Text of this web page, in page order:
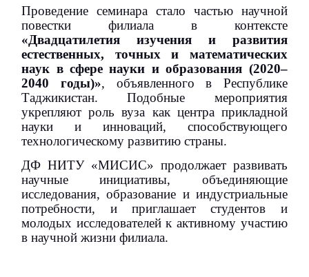
Проведение семинара стало частью научной
повестки филиала в контексте
«Двадцатилетия изучения и развития
естественных, точных и математических
наук в сфере науки и образования (2020–
2040 годы)», объявленного в Республике
Таджикистан. Подобные мероприятия
укрепляют роль вуза как центра прикладной
науки и инноваций, способствующего
технологическому развитию страны.
ДФ НИТУ «МИСИС» продолжает развивать
научные инициативы, объединяющие
исследования, образование и индустриальные
потребности, и приглашает студентов и
молодых исследователей к активному участию
в научной жизни филиала.